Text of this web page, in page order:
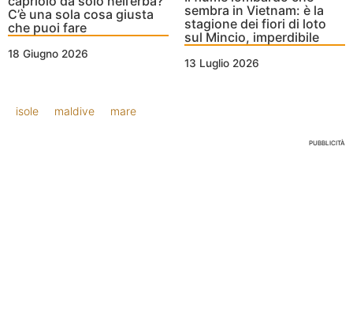
C’è una sola cosa giusta
che puoi fare
18 Giugno 2026
sembra in Vietnam: è la
stagione dei fiori di loto
sul Mincio, imperdibile
13 Luglio 2026
isole maldive mare
PUBBLICITÀ